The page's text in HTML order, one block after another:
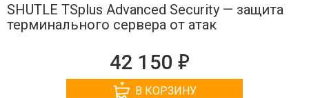
SHUTLE TSplus Advanced Security — защита
терминального сервера от атак
42 150 е
В КОРЗИНУ